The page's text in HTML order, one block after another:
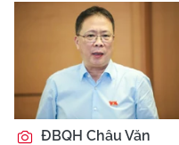
ĐBQH Châu Văn